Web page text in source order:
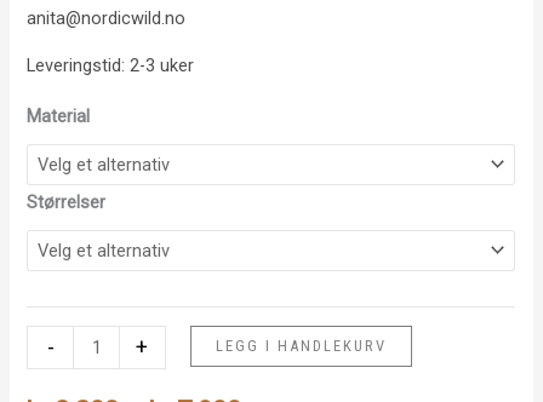
anita@nordicwild.no
Leveringstid: 2-3 uker
Material
Størrelser
-
Theodora
+ LEGG I HANDLEKURV